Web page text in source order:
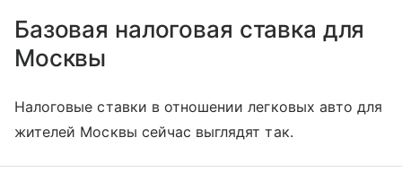
Базовая налоговая ставка для
Москвы
Налоговые ставки в отношении легковых авто для
жителей Москвы сейчас выглядят так.